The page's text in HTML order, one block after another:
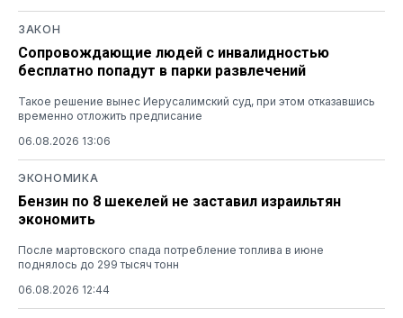
ЗАКОН
Сопровождающие людей с инвалидностью
бесплатно попадут в парки развлечений
Такое решение вынес Иерусалимский суд, при этом отказавшись
временно отложить предписание
06.08.2026 13:06
ЭКОНОМИКА
Бензин по 8 шекелей не заставил израильтян
экономить
После мартовского спада потребление топлива в июне
поднялось до 299 тысяч тонн
06.08.2026 12:44